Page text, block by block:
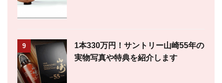
9
1本330万円！サントリー山崎55年の
実物写真や特典を紹介します